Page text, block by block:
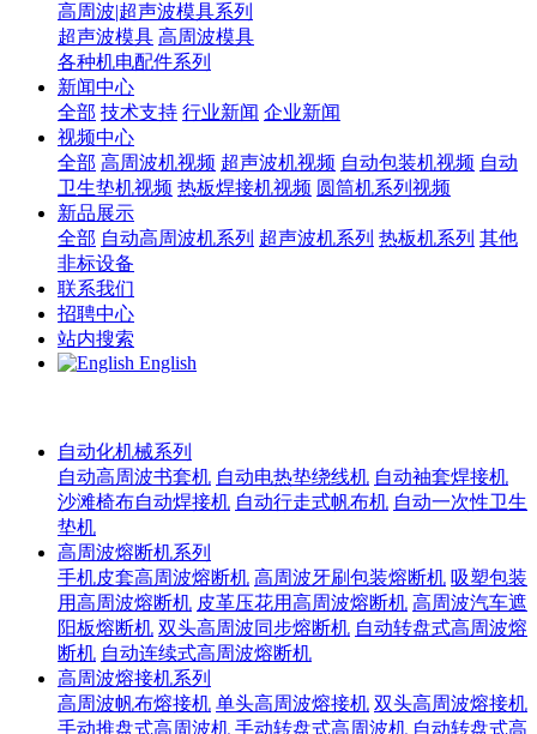
高周波|超声波模具系列
超声波模具 高周波模具
各种机电配件系列
新闻中心
全部 技术支持 行业新闻 企业新闻
视频中心
全部 高周波机视频 超声波机视频 自动包装机视频 自动
卫生垫机视频 热板焊接机视频 圆筒机系列视频
新品展示
全部 自动高周波机系列 超声波机系列 热板机系列 其他
非标设备
联系我们
招聘中心
站内搜索
English
自动化机械系列
自动高周波书套机 自动电热垫绕线机 自动袖套焊接机
沙滩椅布自动焊接机 自动行走式帆布机 自动一次性卫生
垫机
高周波熔断机系列
手机皮套高周波熔断机 高周波牙刷包装熔断机 吸塑包装
用高周波熔断机 皮革压花用高周波熔断机 高周波汽车遮
阳板熔断机 双头高周波同步熔断机 自动转盘式高周波熔
断机 自动连续式高周波熔断机
高周波熔接机系列
高周波帆布熔接机 单头高周波熔接机 双头高周波熔接机
手动推盘式高周波机 手动转盘式高周波机 自动转盘式高